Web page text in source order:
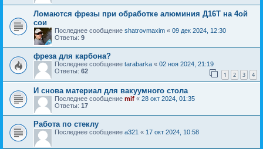
Ломаются фрезы при обработке алюминия Д16Т на 4ой
сои
Последнее сообщение shatrovmaxim « 09 дек 2024, 12:30
Ответы: 9
фреза для карбона?
Последнее сообщение tarabarka « 02 ноя 2024, 21:19
Ответы: 62 1 2 3 4
И снова материал для вакуумного стола
Последнее сообщение mif « 28 окт 2024, 01:35
Ответы: 17
Работа по стеклу
Последнее сообщение a321 « 17 окт 2024, 10:58